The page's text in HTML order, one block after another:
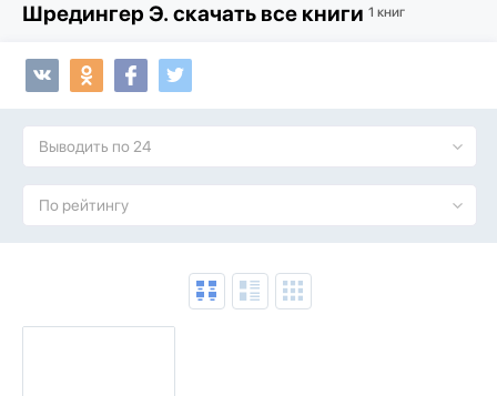
Шредингер Э. скачать все книги 1 книг
Выводить по 24
По рейтингу